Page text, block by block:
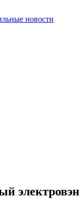
новости